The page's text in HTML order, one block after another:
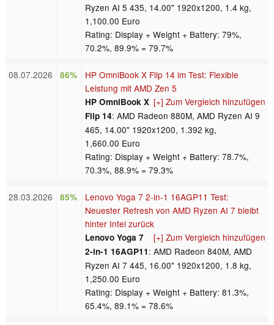
Ryzen AI 5 435, 14.00" 1920x1200, 1.4 kg,
1,100.00 Euro
Rating: Display + Weight + Battery: 79%,
70.2%, 89.9% = 79.7%
08.07.2026 86%
HP OmniBook X Flip 14 im Test: Flexible
Leistung mit AMD Zen 5
[+] Zum Vergleich hinzufügen
HP OmniBook X
Flip 14: AMD Radeon 880M, AMD Ryzen AI 9
465, 14.00" 1920x1200, 1.392 kg,
1,660.00 Euro
Rating: Display + Weight + Battery: 78.7%,
70.3%, 88.9% = 79.3%
28.03.2026 85%
Lenovo Yoga 7 2-in-1 16AGP11 Test:
Neuester Refresh von AMD Ryzen AI 7 bleibt
hinter Intel zurück
[+] Zum Vergleich hinzufügen
Lenovo Yoga 7
2-in-1 16AGP11: AMD Radeon 840M, AMD
Ryzen AI 7 445, 16.00" 1920x1200, 1.8 kg,
1,250.00 Euro
Rating: Display + Weight + Battery: 81.3%,
65.4%, 89.1% = 78.6%